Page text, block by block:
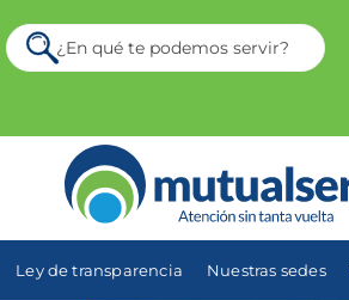
to
content
Search
for:
Ley de transparencia Nuestras sedes